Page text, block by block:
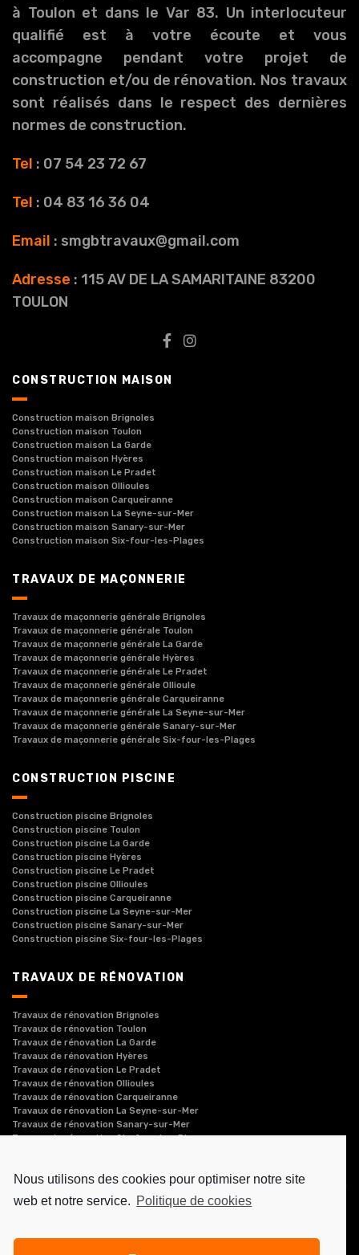
à Toulon et dans le Var 83. Un interlocuteur
qualifié est à votre écoute et vous
accompagne pendant votre projet de
construction et/ou de rénovation. Nos travaux
sont réalisés dans le respect des dernières
normes de construction.
Tel : 07 54 23 72 67
Tel : 04 83 16 36 04
Email : smgbtravaux@gmail.com
Adresse : 115 AV DE LA SAMARITAINE 83200
TOULON
CONSTRUCTION MAISON
Construction maison Brignoles
Construction maison Toulon
Construction maison La Garde
Construction maison Hyères
Construction maison Le Pradet
Construction maison Ollioules
Construction maison Carqueiranne
Construction maison La Seyne-sur-Mer
Construction maison Sanary-sur-Mer
Construction maison Six-four-les-Plages
TRAVAUX DE MAÇONNERIE
Travaux de maçonnerie générale Brignoles
Travaux de maçonnerie générale Toulon
Travaux de maçonnerie générale La Garde
Travaux de maçonnerie générale Hyères
Travaux de maçonnerie générale Le Pradet
Travaux de maçonnerie générale Ollioule
Travaux de maçonnerie générale Carqueiranne
Travaux de maçonnerie générale La Seyne-sur-Mer
Travaux de maçonnerie générale Sanary-sur-Mer
Travaux de maçonnerie générale Six-four-les-Plages
CONSTRUCTION PISCINE
Construction piscine Brignoles
Construction piscine Toulon
Construction piscine La Garde
Construction piscine Hyères
Construction piscine Le Pradet
Construction piscine Ollioules
Construction piscine Carqueiranne
Construction piscine La Seyne-sur-Mer
Construction piscine Sanary-sur-Mer
Construction piscine Six-four-les-Plages
TRAVAUX DE RÉNOVATION
Travaux de rénovation Brignoles
Travaux de rénovation Toulon
Travaux de rénovation La Garde
Travaux de rénovation Hyères
Travaux de rénovation Le Pradet
Travaux de rénovation Ollioules
Travaux de rénovation Carqueiranne
Travaux de rénovation La Seyne-sur-Mer
Travaux de rénovation Sanary-sur-Mer
Travaux de rénovation Six-four-les-Plages
Kalam Conseil-Societe.com-Hoodspot
Nous utilisons des cookies pour optimiser notre site
web et notre service. Politique de cookies